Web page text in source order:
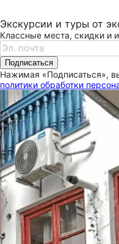
Экскурсии и туры от
Классные места, скидки и
Подписаться
Нажимая «Подписаться»,
политики обработки